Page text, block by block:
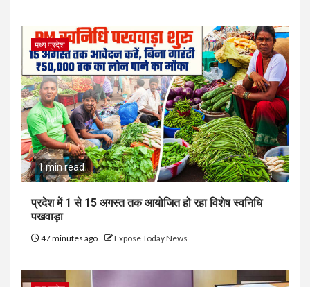
मध्य प्रदेश
1 min read
प्रदेश में 1 से 15 अगस्त तक आयोजित हो रहा विशेष स्वनिधि
पखवाड़ा
47 minutes ago Expose Today News